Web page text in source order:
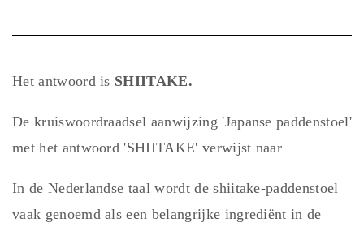
Het antwoord is SHIITAKE.
De kruiswoordraadsel aanwijzing 'Japanse paddenstoel'
met het antwoord 'SHIITAKE' verwijst naar
In de Nederlandse taal wordt de shiitake-paddenstoel
vaak genoemd als een belangrijke ingrediënt in de